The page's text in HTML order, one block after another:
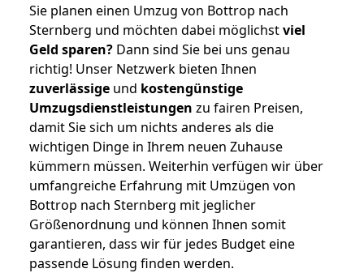
Sie planen einen Umzug von Bottrop nach
Sternberg und möchten dabei möglichstviel
Geld sparen? Dann sind Sie bei uns genau
richtig! Unser Netzwerk bieten Ihnen
zuverlässige und kostengünstige
Umzugsdienstleistungen zu fairen Preisen,
damit Sie sich um nichts anderes als die
wichtigen Dinge in Ihrem neuen Zuhause
kümmern müssen. Weiterhin verfügen wir über
umfangreiche Erfahrung mit Umzügen von
Bottrop nach Sternberg mit jeglicher
Größenordnung und können Ihnen somit
garantieren, dass wir für jedes Budget eine
passende Lösung finden werden.